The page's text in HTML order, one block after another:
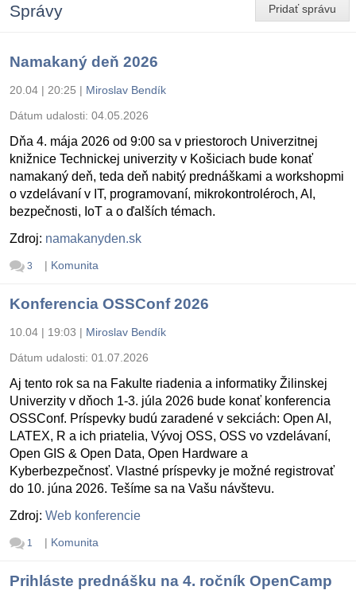
Pridať správu
Správy
Namakaný deň 2026
20.04 | 20:25 | Miroslav Bendík
Dátum udalosti: 04.05.2026
Dňa 4. mája 2026 od 9:00 sa v priestoroch Univerzitnej
knižnice Technickej univerzity v Košiciach bude konať
namakaný deň, teda deň nabitý prednáškami a workshopmi
o vzdelávaní v IT, programovaní, mikrokontroléroch, AI,
bezpečnosti, IoT a o ďalších témach.
Zdroj: namakanyden.sk
3 | Komunita
Konferencia OSSConf 2026
10.04 | 19:03 | Miroslav Bendík
Dátum udalosti: 01.07.2026
Aj tento rok sa na Fakulte riadenia a informatiky Žilinskej
Univerzity v dňoch 1-3. júla 2026 bude konať konferencia
OSSConf. Príspevky budú zaradené v sekciách: Open AI,
LATEX, R a ich priatelia, Vývoj OSS, OSS vo vzdelávaní,
Open GIS & Open Data, Open Hardware a
Kyberbezpečnosť. Vlastné príspevky je možné registrovať
do 10. júna 2026. Tešíme sa na Vašu návštevu.
Zdroj: Web konferencie
1 | Komunita
Prihláste prednášku na 4. ročník OpenCamp